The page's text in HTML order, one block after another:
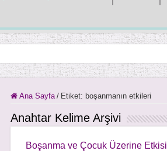
Ana Sayfa / Etiket: boşanmanın etkileri
Anahtar Kelime Arşivi
Boşanma ve Çocuk Üzerine Etkisi